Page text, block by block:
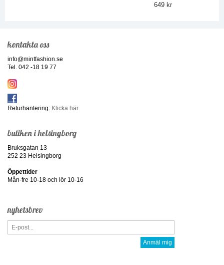
649 kr
kontakta oss
info@mintfashion.se
Tel. 042 -18 19 77
Returhantering: Klicka här
butiken i helsingborg
Bruksgatan 13
252 23 Helsingborg
Öppettider
Mån-fre 10-18 och lör 10-16
nyhetsbrev
Anmäl mig